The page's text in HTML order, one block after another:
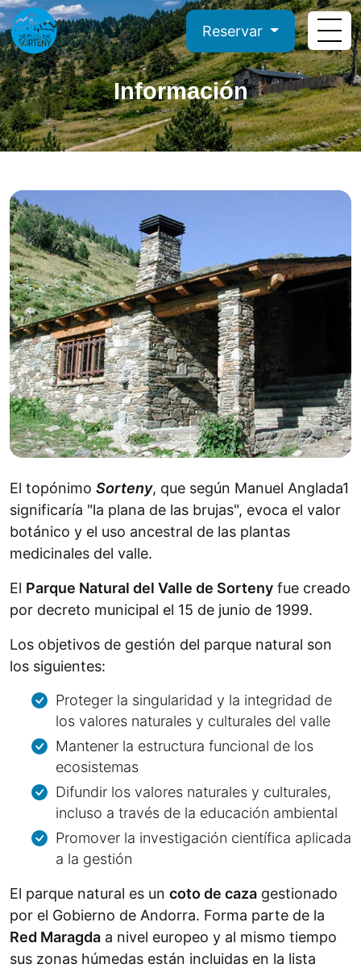
Reservar
Información
El topónimo Sorteny, que según Manuel Anglada1
significaría "la plana de las brujas", evoca el valor
botánico y el uso ancestral de las plantas
medicinales del valle.
El Parque Natural del Valle de Sorteny fue creado
por decreto municipal el 15 de junio de 1999.
Los objetivos de gestión del parque natural son
los siguientes:
Proteger la singularidad y la integridad de
los valores naturales y culturales del valle
Mantener la estructura funcional de los
ecosistemas
Difundir los valores naturales y culturales,
incluso a través de la educación ambiental
Promover la investigación científica aplicada
a la gestión
El parque natural es un coto de caza gestionado
por el Gobierno de Andorra. Forma parte de la
Red Maragda a nivel europeo y al mismo tiempo
sus zonas húmedas están incluidas en la lista